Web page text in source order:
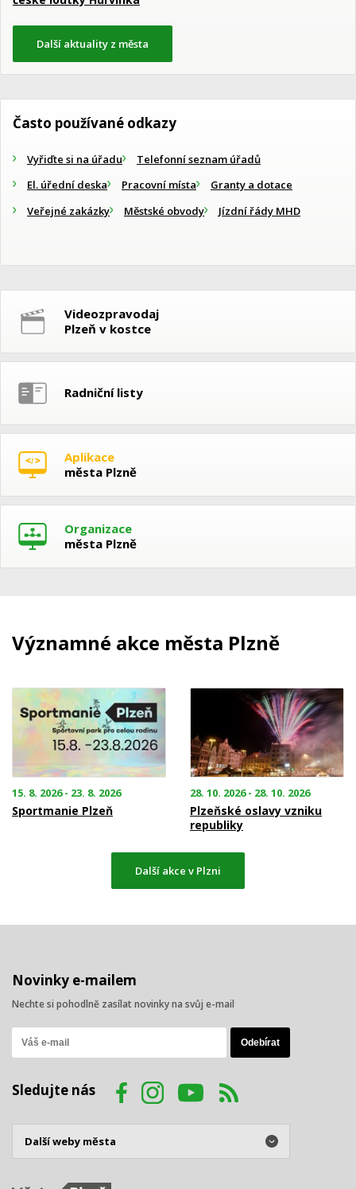
Další aktuality z města
Často používané odkazy
Vyřiďte si na úřadu
Telefonní seznam úřadů
El. úřední deska
Pracovní místa
Granty a dotace
Veřejné zakázky
Městské obvody Jízdní řády MHD
Videozpravodaj
Plzeň v kostce
Radniční listy
Aplikace
města Plzně
Organizace
města Plzně
Významné akce města Plzně
15. 8. 2026 - 23. 8. 2026
Sportmanie Plzeň
28. 10. 2026 - 28. 10. 2026
Plzeňské oslavy vzniku
republiky
Další akce v Plzni
Novinky e-mailem
Nechte si pohodlně zasílat novinky na svůj e-mail
Sledujte nás